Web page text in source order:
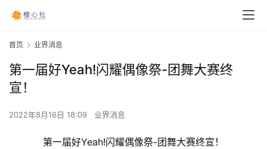
首页 业界消息
第一届好Yeah!闪耀偶像祭-团舞大赛终
宣！
2022年8月16日 18:09 业界消息
第一届好Yeah!闪耀偶像祭-团舞大赛终宣！